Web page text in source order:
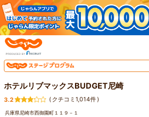
ホテルリブマックスBUDGET尼崎
3.2 ( クチコミ1,014件)
兵庫県尼崎市西御園町１１９－１